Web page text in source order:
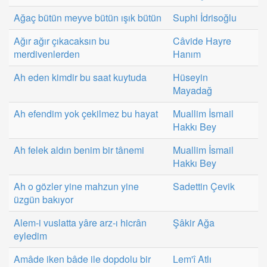
Ağaç bütün meyve bütün ışık bütün
Suphi İdrisoğlu
Ağır ağır çıkacaksın bu
merdivenlerden
Câvide Hayre
Hanım
Ah eden kimdir bu saat kuytuda
Hüseyin
Mayadağ
Ah efendim yok çekilmez bu hayat
Muallim İsmail
Hakkı Bey
Ah felek aldın benim bir tânemi
Muallim İsmail
Hakkı Bey
Ah o gözler yine mahzun yine
üzgün bakıyor
Sadettin Çevik
Alem-i vuslatta yâre arz-ı hicrân
eyledim
Şâkir Ağa
Amâde iken bâde ile dopdolu bir
Lem'î Atlı